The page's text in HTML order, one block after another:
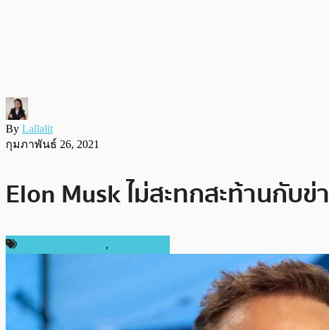
By Lallalit
กุมภาพันธ์ 26, 2021
Elon Musk ไม่สะทกสะท้านกับ
,